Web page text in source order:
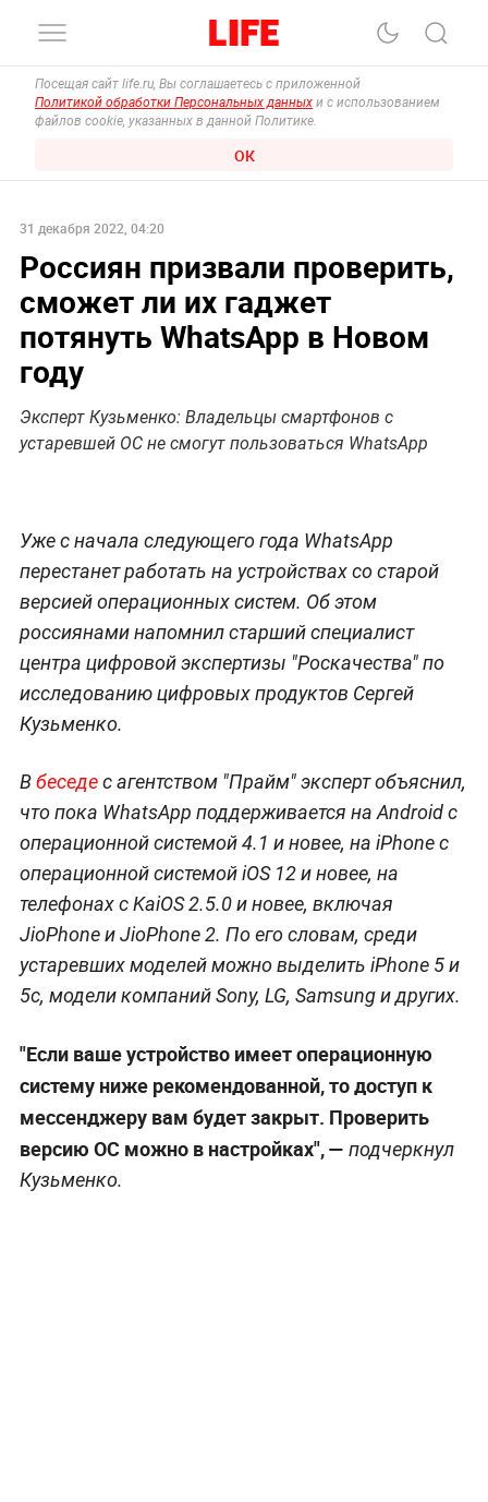
Посещая сайт life.ru, Вы соглашаетесь с приложенной
Политикой обработки Персональных данных и с использованием
файлов cookie, указанных в данной Политике.
ОК
31 декабря 2022, 04:20
Россиян призвали проверить,
сможет ли их гаджет
потянуть WhatsApp в Новом
году
Эксперт Кузьменко: Владельцы смартфонов с
устаревшей ОС не смогут пользоваться WhatsApp
Уже с начала следующего года WhatsApp
перестанет работать на устройствах со старой
версией операционных систем. Об этом
россиянами напомнил старший специалист
центра цифровой экспертизы "Роскачества" по
исследованию цифровых продуктов Сергей
Кузьменко.
Вбеседес агентством "Прайм" эксперт объяснил,
что пока WhatsApp поддерживается на Android с
операционной системой 4.1 и новее, на iPhone с
операционной системой iOS 12 и новее, на
телефонах с KaiOS 2.5.0 и новее, включая
JioPhone и JioPhone 2. По его словам, среди
устаревших моделей можно выделить iPhone 5 и
5с, модели компаний Sony, LG, Samsung и других.
"Если ваше устройство имеет операционную
систему ниже рекомендованной, то доступ к
мессенджеру вам будет закрыт. Проверить
версию ОС можно в настройках", — подчеркнул
Кузьменко.